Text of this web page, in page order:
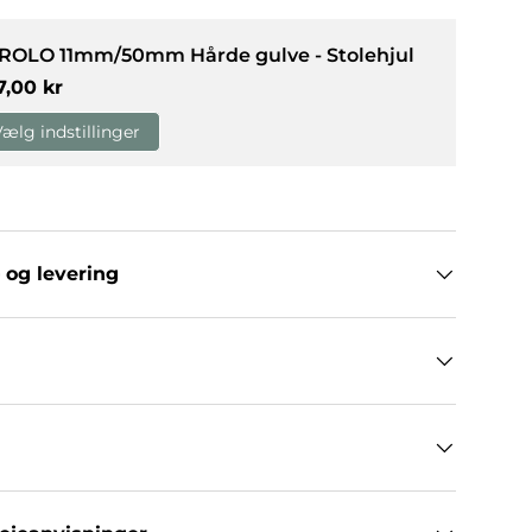
11mm/50mm Hårde gulve - Stolehjul
kr
indstillinger
og levering